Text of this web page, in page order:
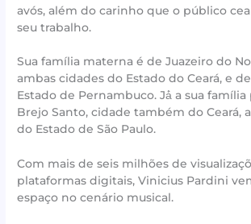
avós, além do carinho que o público
seu trabalho.
Sua família materna é de Juazeiro do
ambas cidades do Estado do Ceará, e
Estado de Pernambuco. Já́ a sua
Brejo Santo, cidade também do Ceará,
do Estado de São Paulo.
Com mais de seis milhões de
plataformas digitais, Vinicius Pardini
espaço no cenário musical.